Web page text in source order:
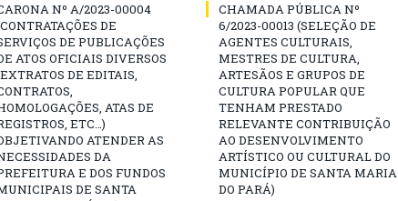
Nº A/2023-00004
DE
DE PUBLICAÇÕES
ATOS OFICIAIS DIVERSOS
DE EDITAIS,
ATAS DE
ETC…)
ATENDER AS
DA
E DOS FUNDOS
DE SANTA
CHAMADA PÚBLICA Nº
6/2023-00013 (SELEÇÃO DE
AGENTES CULTURAIS,
MESTRES DE CULTURA,
ARTESÃOS E GRUPOS DE
CULTURA POPULAR QUE
TENHAM PRESTADO
RELEVANTE CONTRIBUIÇÃO
AO DESENVOLVIMENTO
ARTÍSTICO OU CULTURAL DO
MUNICÍPIO DE SANTA MARIA
DO PARÁ)